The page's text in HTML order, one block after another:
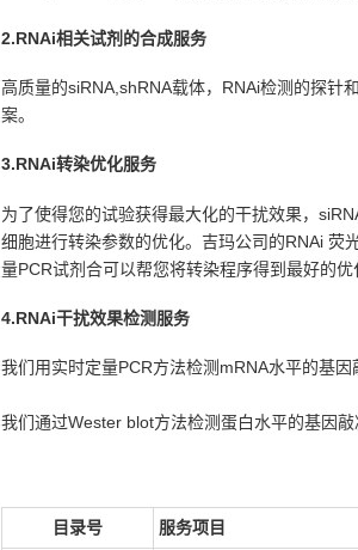
2.RNAi相关试剂的合成服务
高质量的siRNA,shRNA载体，RNAi检测的探针
案。
3.RNAi转染优化服务
为了使得您的试验获得最大化的干扰效果，
细胞进行转染参数的优化。吉玛公司的RNAi 荧
量PCR试剂合可以帮您将转染程序得到最好的优
4.RNAi干扰效果检测服务
我们用实时定量PCR方法检测mRNA水平的基因
我们通过Wester blot方法检测蛋白水平的基因敲
目录号 服务项目